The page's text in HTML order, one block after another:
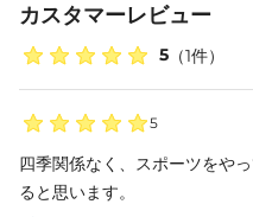
カスタマーレビュー
5 （1件）
5
四季関係なく、スポーツをや
ると思います。